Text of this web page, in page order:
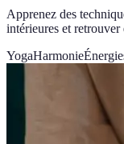
Apprenez des
intérieures et
YogaHarmonie